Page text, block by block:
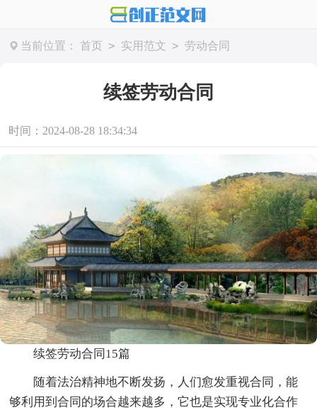
当前位置： 首页 > 实用范文 > 劳动合同
续签劳动合同
时间：2024-08-28 18:34:34
续签劳动合同15篇
随着法治精神地不断发扬，人们愈发重视合同，能
够利用到合同的场合越来越多，它也是实现专业化合作